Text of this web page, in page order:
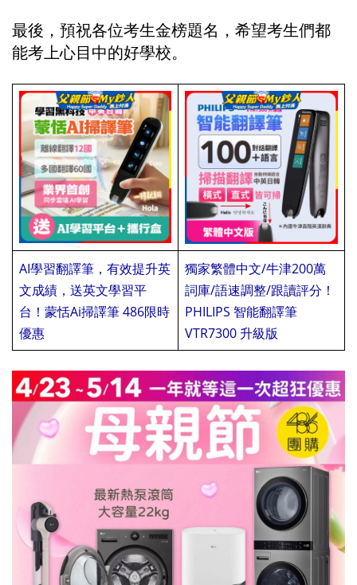
最後，預祝各位考生金榜題名，希望考生們都
能考上心目中的好學校。
AI學習翻譯筆，有效提升英
文成績，送英文學習平
台！蒙恬Ai掃譯筆 486限時
優惠
獨家繁體中文/牛津200萬
詞庫/語速調整/跟讀評分！
PHILIPS 智能翻譯筆
VTR7300 升級版